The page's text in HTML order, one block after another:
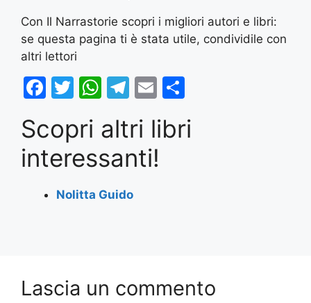
Con Il Narrastorie scopri i migliori autori e libri:
se questa pagina ti è stata utile, condividile con
altri lettori
F
c
e
b
o
T
itt
er
W
at
s
A
p
T
e
gr
a
m
E
ai
l
ar
Scopri altri libri
interessanti!
Nolitta Guido
Lascia un commento